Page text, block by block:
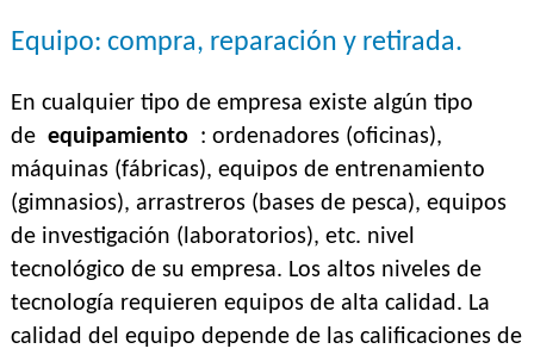
Equipo: compra, reparación y retirada.
En cualquier tipo de empresa existe algún tipo
de equipamiento: ordenadores (oficinas),
máquinas (fábricas), equipos de entrenamiento
(gimnasios), arrastreros (bases de pesca), equipos
de investigación (laboratorios), etc. nivel
tecnológico de su empresa. Los altos niveles de
tecnología requieren equipos de alta calidad. La
calidad del equipo depende de las calificaciones de